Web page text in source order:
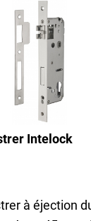
Intelock
à éjection